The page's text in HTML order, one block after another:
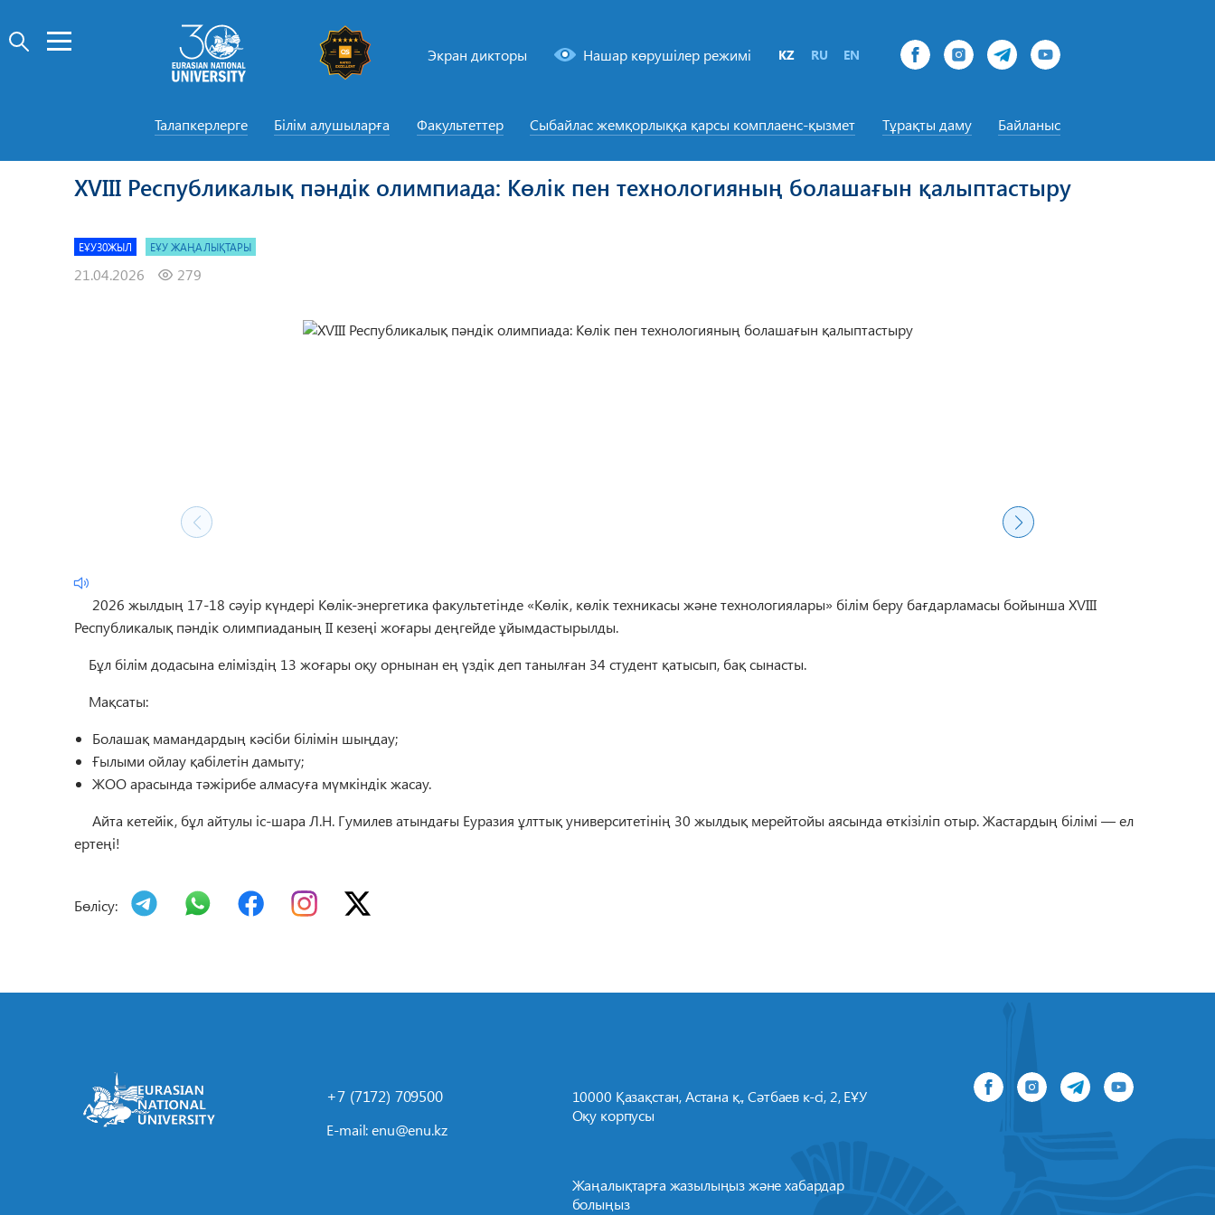
Экран дикторы Нашар көрушілер режимі KZ RU EN
Талапкерлерге Білім алушыларға Факультеттер Сыбайлас жемқорлыққа қарсы комплаенс-қызмет Тұрақты даму Байланыс
XVIII Республикалық пәндік олимпиада: Көлік пен технологияның болашағын қалыптастыру
ЕҰУ30ЖЫЛ ЕҰУ ЖАҢАЛЫҚТАРЫ
21.04.2026 279
2026 жылдың 17-18 сәуір күндері Көлік-энергетика факультетінде «Көлік, көлік техникасы және технологиялары» білім беру бағдарламасы бойынша XVIII
Республикалық пәндік олимпиаданың II кезеңі жоғары деңгейде ұйымдастырылды.
Бұл білім додасына еліміздің 13 жоғары оқу орнынан ең үздік деп танылған 34 студент қатысып, бақ сынасты.
Мақсаты:
Болашақ мамандардың кәсіби білімін шыңдау;
Ғылыми ойлау қабілетін дамыту;
ЖОО арасында тәжірибе алмасуға мүмкіндік жасау.
Айта кетейік, бұл айтулы іс-шара Л.Н. Гумилев атындағы Еуразия ұлттық университетінің 30 жылдық мерейтойы аясында өткізіліп отыр. Жастардың білімі — ел
ертеңі!
Бөлісу:
+7 (7172) 709500
E-mail:enu@enu.kz
10000 Қазақстан, Астана қ., Сәтбаев к-сі, 2, ЕҰУ
Оқу корпусы
Жаңалықтарға жазылыңыз және хабардар
болыңыз